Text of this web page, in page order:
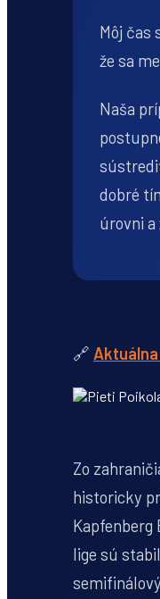
Môj čas
že sa
Naša
dobré
úrovni
🔗
Zo
historicky
Kapfenberg
lige sú